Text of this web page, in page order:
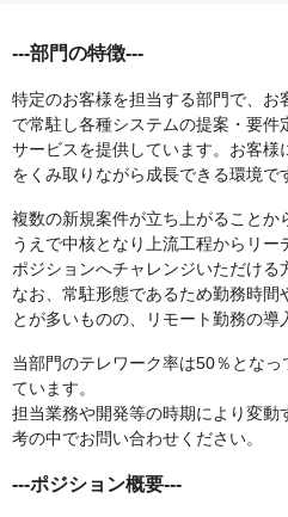
---部門の特徴---
特定のお客様を担当する部門で、お
で常駐し各種システムの提案・要
サービスを提供しています。お客
をくみ取りながら成長できる環境で
複数の新規案件が立ち上がることか
うえで中核となり上流工程からリー
ポジションへチャレンジいただける
なお、常駐形態であるため勤務時間
とが多いものの、リモート勤務の導
当部門のテレワーク率は50％とな
ています。
担当業務や開発等の時期により変動
考の中でお問い合わせください。
---ポジション概要---